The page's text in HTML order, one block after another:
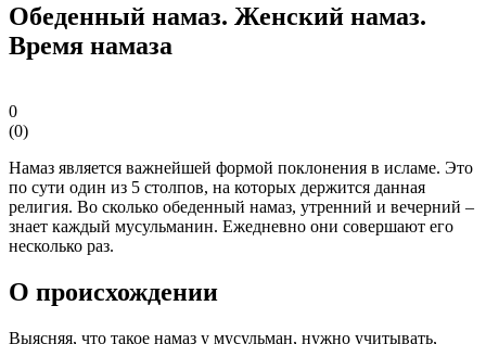
Обеденный намаз. Женский намаз.
Время намаза
0
(0)
Намаз является важнейшей формой поклонения в исламе. Это
по сути один из 5 столпов, на которых держится данная
религия. Во сколько обеденный намаз, утренний и вечерний –
знает каждый мусульманин. Ежедневно они совершают его
несколько раз.
О происхождении
Выясняя, что такое намаз у мусульман, нужно учитывать,